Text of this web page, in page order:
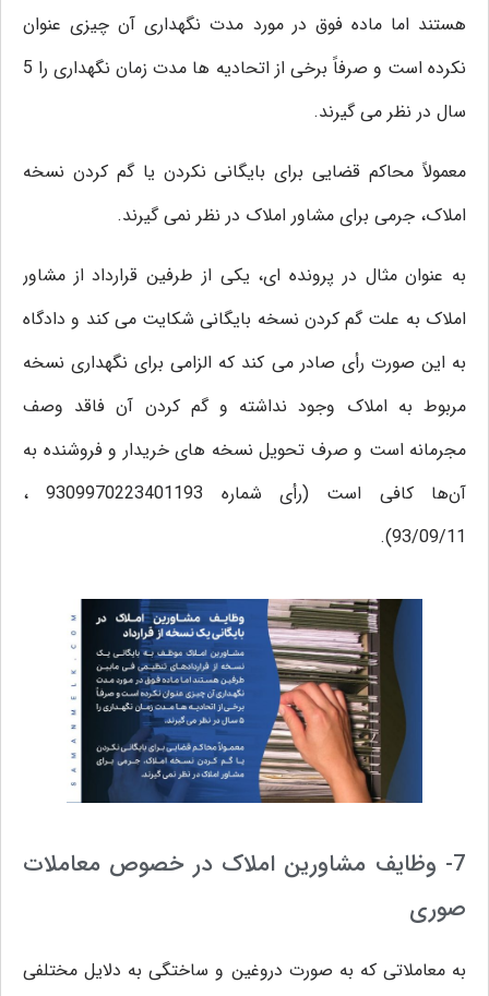
هستند اما ماده فوق در مورد مدت نگهداری آن چیزی عنوان
نکرده است و صرفاً برخی از اتحادیه ها مدت زمان نگهداری را 5
سال در نظر می گیرند.
معمولاً محاکم قضایی برای بایگانی نکردن یا گم کردن نسخه
املاک، جرمی برای مشاور املاک در نظر نمی گیرند.
به عنوان مثال در پرونده ای، یکی از طرفین قرارداد از مشاور
املاک به علت گم کردن نسخه بایگانی شکایت می کند و دادگاه
به این صورت رأی صادر می کند که الزامی برای نگهداری نسخه
مربوط به املاک وجود نداشته و گم کردن آن فاقد وصف
مجرمانه است و صرف تحویل نسخه های خریدار و فروشنده به
آن‌ها کافی است (رأی شماره 9309970223401193 ،
93/09/11).
7- وظایف مشاورین املاک در خصوص معاملات
صوری
به معاملاتی که به صورت دروغین و ساختگی به دلایل مختلفی